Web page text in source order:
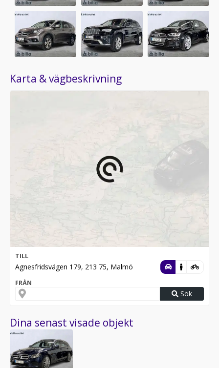
Karta & vägbeskrivning
TILL
Agnesfridsvägen 179, 213 75, Malmö
FRÅN
Sök
Dina senast visade objekt